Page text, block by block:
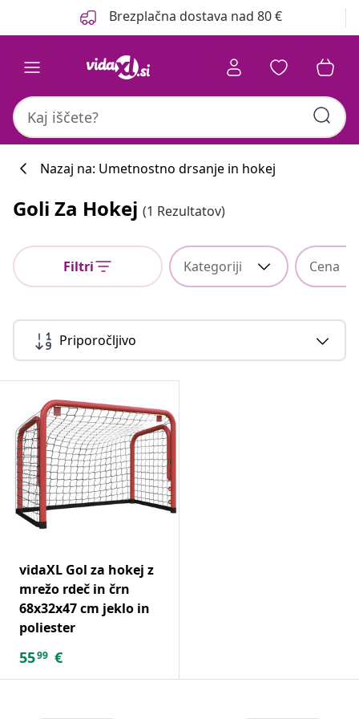
Brezplačna dostava nad 80 €
Nazaj na: Umetnostno drsanje in hokej
Goli Za Hokej (1 Rezultatov)
Filtri Kategoriji Cena
Priporočljivo
vidaXL Gol za hokej z
mrežo rdeč in črn
68x32x47 cm jeklo in
poliester
5599 €